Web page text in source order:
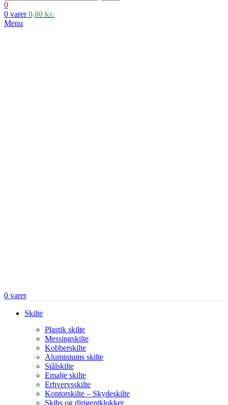
0
0 varer 0,00 kr.
Menu
0 varer
Skilte
Plastik skilte
Messingskilte
Kobberskilte
Aluminiums skilte
Stålskilte
Emalje skilte
Erhvervsskilte
Kontorskilte – Skydeskilte
Skibs og dirigentklokker